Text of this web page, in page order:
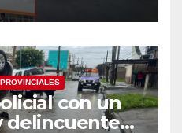
PROVINCIALES
con un
delincuentes